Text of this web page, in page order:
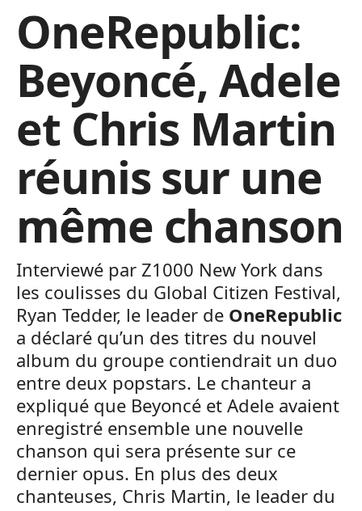
OneRepublic:
Beyoncé, Adele
et Chris Martin
réunis sur une
même chanson
Interviewé par Z1000 New York dans
les coulisses du Global Citizen Festival,
Ryan Tedder, le leader de OneRepublic
a déclaré qu’un des titres du nouvel
album du groupe contiendrait un duo
entre deux popstars. Le chanteur a
expliqué que Beyoncé et Adele avaient
enregistré ensemble une nouvelle
chanson qui sera présente sur ce
dernier opus. En plus des deux
chanteuses, Chris Martin, le leader du